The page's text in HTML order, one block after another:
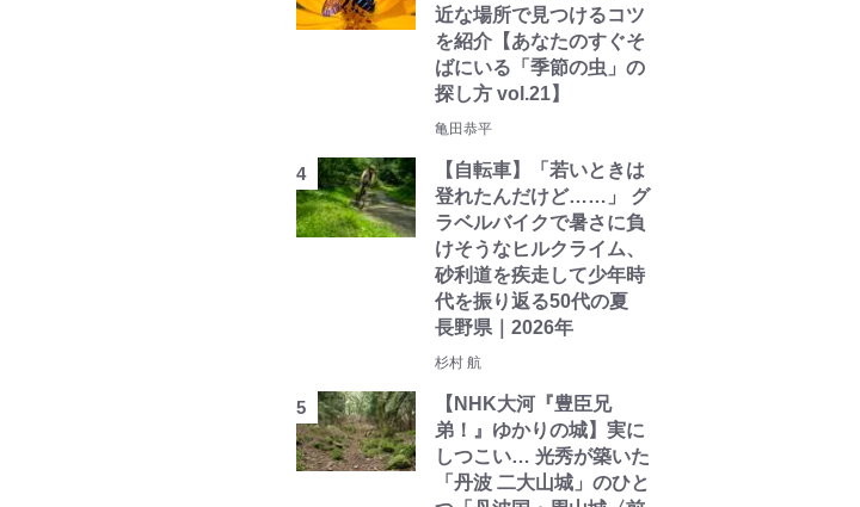
近な場所で見つけるコツ
を紹介【あなたのすぐそ
ばにいる「季節の虫」の
探し方 vol.21】
亀田恭平
【自転車】「若いときは
登れたんだけど……」 グ
ラベルバイクで暑さに負
けそうなヒルクライム、
砂利道を疾走して少年時
代を振り返る50代の夏
長野県｜2026年
杉村 航
【NHK大河『豊臣兄
弟！』ゆかりの城】実に
しつこい… 光秀が築いた
「丹波 二大山城」のひと